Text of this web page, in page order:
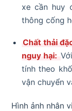
xe cần huy
thông cống
Chất thải
nguy hại:
tính theo
vận chuyển
Hình ảnh nhân